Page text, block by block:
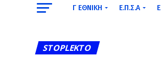
Γ ΕΘΝΙΚΉ Ε.Π.Σ.Α
STOPLEKTO